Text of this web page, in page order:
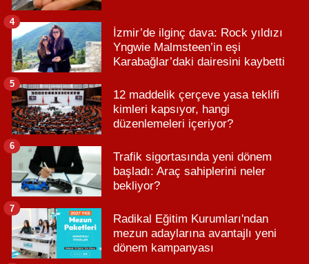
İzmir’de ilginç dava: Rock yıldızı
Yngwie Malmsteen’in eşi
Karabağlar’daki dairesini kaybetti
4
12 maddelik çerçeve yasa teklifi
kimleri kapsıyor, hangi
düzenlemeleri içeriyor?
5
Trafik sigortasında yeni dönem
başladı: Araç sahiplerini neler
bekliyor?
6
Radikal Eğitim Kurumları'ndan
mezun adaylarına avantajlı yeni
dönem kampanyası
7